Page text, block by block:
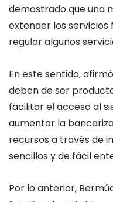
demostrado que una
extender los servicios
regular algunos
En este sentido,
deben de ser
facilitar el acceso al
aumentar la
recursos a través de
sencillos y de fácil
Por lo anterior,